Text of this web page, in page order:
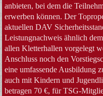
anbieten, bei dem die
erwerben können. Der
aktuellen DAV
Leistungnachweis ähnlich
allen Kletterhallen vorgelegt
Anschluss noch den
eine umfassende Ausbildung
auch mit Kindern und
betragen 70 €, für TSG-